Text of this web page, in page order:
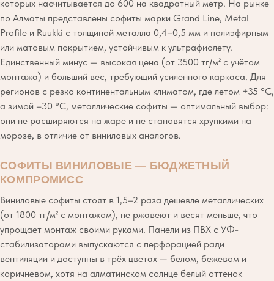
которых насчитывается до 600 на квадратный метр. На рынке
по Алматы представлены софиты марки Grand Line, Metal
Profile и Ruukki с толщиной металла 0,4–0,5 мм и полиэфирным
или матовым покрытием, устойчивым к ультрафиолету.
Единственный минус — высокая цена (от 3500 тг/м² с учётом
монтажа) и больший вес, требующий усиленного каркаса. Для
регионов с резко континентальным климатом, где летом +35 °C,
а зимой –30 °C, металлические софиты — оптимальный выбор:
они не расширяются на жаре и не становятся хрупкими на
морозе, в отличие от виниловых аналогов.
СОФИТЫ ВИНИЛОВЫЕ — БЮДЖЕТНЫЙ
КОМПРОМИСС
Виниловые софиты стоят в 1,5–2 раза дешевле металлических
(от 1800 тг/м² с монтажом), не ржавеют и весят меньше, что
упрощает монтаж своими руками. Панели из ПВХ с УФ-
стабилизаторами выпускаются с перфорацией ради
вентиляции и доступны в трёх цветах — белом, бежевом и
коричневом, хотя на алматинском солнце белый оттенок